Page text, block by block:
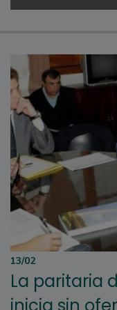
13/02
La paritaria
inicia sin